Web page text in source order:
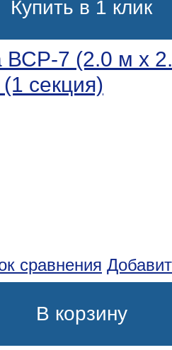
Купить в 1 клик
ВСР-7 (2.0 м х
секция)
сравнения
В корзину